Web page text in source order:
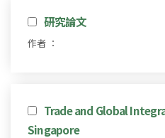
研究論文
作者 ：
Trade and Global
Singapore